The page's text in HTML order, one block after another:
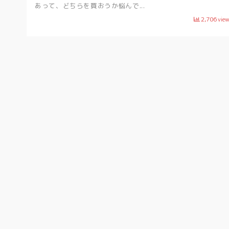
あって、どちらを買おうか悩んで...
2,706